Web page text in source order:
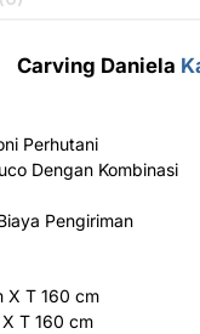
Carving Daniela
Perhutani
Dengan Kombinasi
Pengiriman
X T 160 cm
T 160 cm